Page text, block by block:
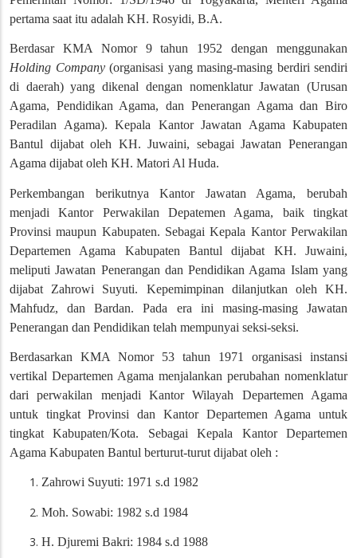
pertama saat itu adalah KH. Rosyidi, B.A.
Berdasar KMA Nomor 9 tahun 1952 dengan menggunakan
Holding Company(organisasi yang masing-masing berdiri sendiri
di daerah) yang dikenal dengan nomenklatur Jawatan (Urusan
Agama, Pendidikan Agama, dan Penerangan Agama dan Biro
Peradilan Agama). Kepala Kantor Jawatan Agama Kabupaten
Bantul dijabat oleh KH. Juwaini, sebagai Jawatan Penerangan
Agama dijabat oleh KH. Matori Al Huda.
Perkembangan berikutnya Kantor Jawatan Agama, berubah
menjadi Kantor Perwakilan Depatemen Agama, baik tingkat
Provinsi maupun Kabupaten. Sebagai Kepala Kantor Perwakilan
Departemen Agama Kabupaten Bantul dijabat KH. Juwaini,
meliputi Jawatan Penerangan dan Pendidikan Agama Islam yang
dijabat Zahrowi Suyuti. Kepemimpinan dilanjutkan oleh KH.
Mahfudz, dan Bardan. Pada era ini masing-masing Jawatan
Penerangan dan Pendidikan telah mempunyai seksi-seksi.
Berdasarkan KMA Nomor 53 tahun 1971 organisasi instansi
vertikal Departemen Agama menjalankan perubahan nomenklatur
dari perwakilan menjadi Kantor Wilayah Departemen Agama
untuk tingkat Provinsi dan Kantor Departemen Agama untuk
tingkat Kabupaten/Kota. Sebagai Kepala Kantor Departemen
Agama Kabupaten Bantul berturut-turut dijabat oleh :
Zahrowi Suyuti: 1971 s.d 1982
Moh. Sowabi: 1982 s.d 1984
H. Djuremi Bakri: 1984 s.d 1988